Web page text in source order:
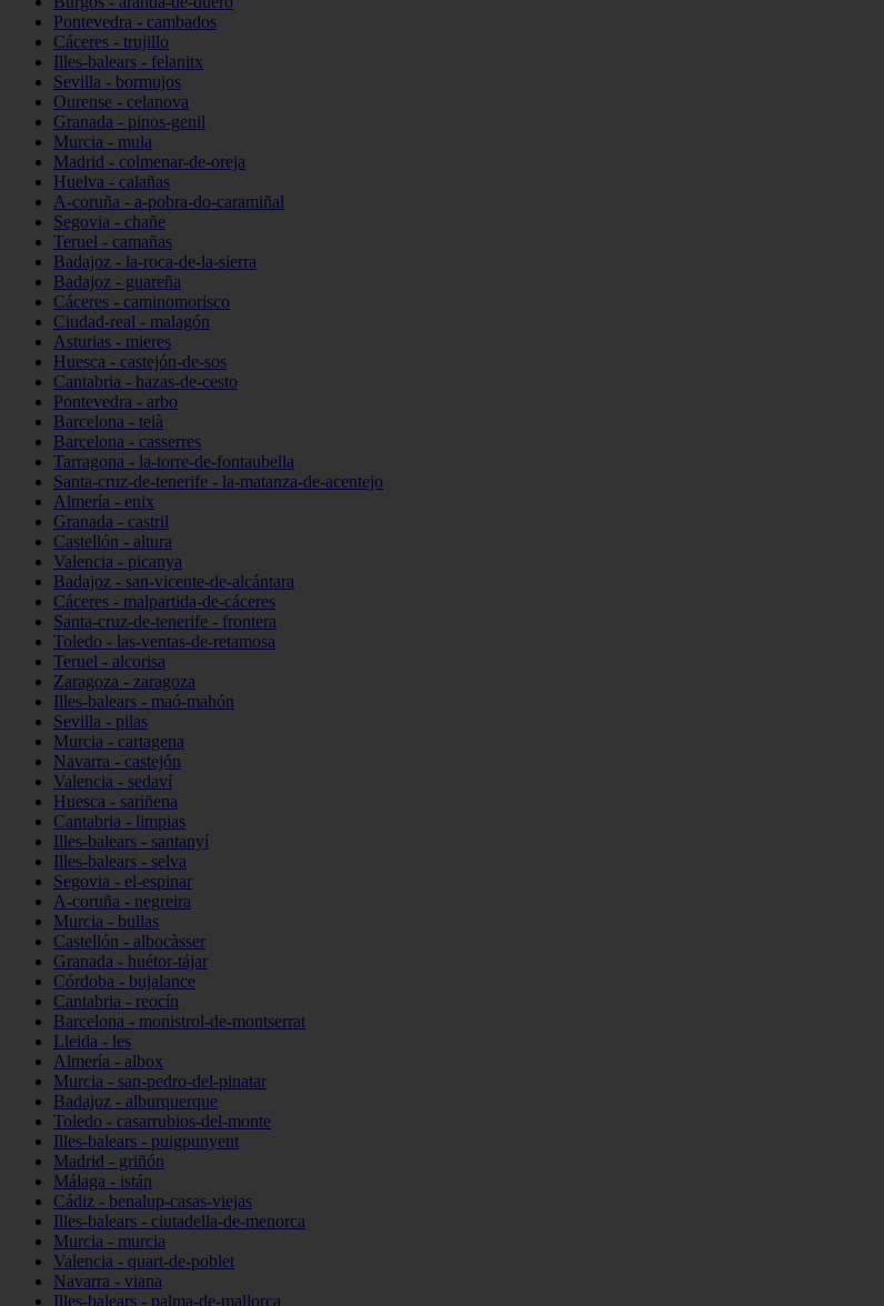
Pontevedra - cambados
Cáceres - trujillo
Illes-balears - felanitx
Sevilla - bormujos
Ourense - celanova
Granada - pinos-genil
Murcia - mula
Madrid - colmenar-de-oreja
Huelva - calañas
A-coruña - a-pobra-do-caramiñal
Segovia - chañe
Teruel - camañas
Badajoz - la-roca-de-la-sierra
Badajoz - guareña
Cáceres - caminomorisco
Ciudad-real - malagón
Asturias - mieres
Huesca - castejón-de-sos
Cantabria - hazas-de-cesto
Pontevedra - arbo
Barcelona - teià
Barcelona - casserres
Tarragona - la-torre-de-fontaubella
Santa-cruz-de-tenerife - la-matanza-de-acentejo
Almería - enix
Granada - castril
Castellón - altura
Valencia - picanya
Badajoz - san-vicente-de-alcántara
Cáceres - malpartida-de-cáceres
Santa-cruz-de-tenerife - frontera
Toledo - las-ventas-de-retamosa
Teruel - alcorisa
Zaragoza - zaragoza
Illes-balears - maó-mahón
Sevilla - pilas
Murcia - cartagena
Navarra - castejón
Valencia - sedaví
Huesca - sariñena
Cantabria - limpias
Illes-balears - santanyí
Illes-balears - selva
Segovia - el-espinar
A-coruña - negreira
Murcia - bullas
Castellón - albocàsser
Granada - huétor-tájar
Córdoba - bujalance
Cantabria - reocín
Barcelona - monistrol-de-montserrat
Lleida - les
Almería - albox
Murcia - san-pedro-del-pinatar
Badajoz - alburquerque
Toledo - casarrubios-del-monte
Illes-balears - puigpunyent
Madrid - griñón
Málaga - istán
Cádiz - benalup-casas-viejas
Illes-balears - ciutadella-de-menorca
Murcia - murcia
Valencia - quart-de-poblet
Navarra - viana
Illes-balears - palma-de-mallorca